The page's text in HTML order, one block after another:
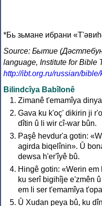
*Бь зьмане ибрани
Source: Бытие
language, Institute for Bible
http://ibt.org.ru/russian/
Bilindcîya Babîlonê
Zimanê t'emamîya
Gava ku k'oç' dikirin ji
dîtin û li wir cî-war bûn.
Paşê hevdur'a gotin:
agirda biqelînin». Û
dewsa h'er'îyê bû.
Hingê gotin: «Werin
ku serî bigihîje e'zmên
em li ser t'emamîya
Û Xudan peya bû, ku